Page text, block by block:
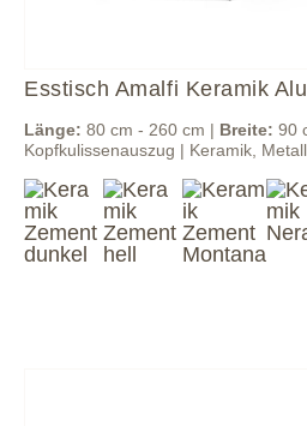
Esstisch Amalfi Keramik Alu
Länge: 80 cm - 260 cm | Breite: 90
Kopfkulissenauszug | Keramik,